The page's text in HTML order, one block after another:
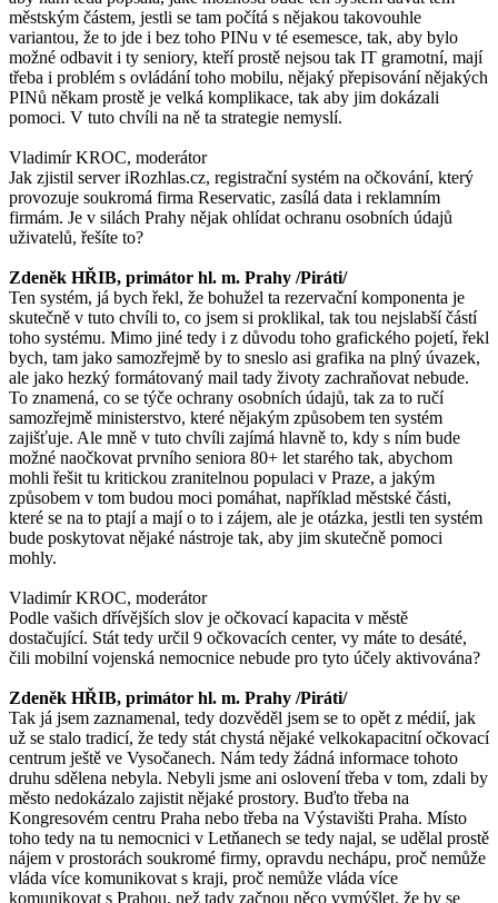
městským částem, jestli se tam počítá s nějakou takovouhle
variantou, že to jde i bez toho PINu v té esemesce, tak, aby bylo
možné odbavit i ty seniory, kteří prostě nejsou tak IT gramotní, mají
třeba i problém s ovládání toho mobilu, nějaký přepisování nějakých
PINů někam prostě je velká komplikace, tak aby jim dokázali
pomoci. V tuto chvíli na ně ta strategie nemyslí.
Vladimír KROC, moderátor
Jak zjistil server iRozhlas.cz, registrační systém na očkování, který
provozuje soukromá firma Reservatic, zasílá data i reklamním
firmám. Je v silách Prahy nějak ohlídat ochranu osobních údajů
uživatelů, řešíte to?
Zdeněk HŘIB, primátor hl. m. Prahy /Piráti/
Ten systém, já bych řekl, že bohužel ta rezervační komponenta je
skutečně v tuto chvíli to, co jsem si proklikal, tak tou nejslabší částí
toho systému. Mimo jiné tedy i z důvodu toho grafického pojetí, řekl
bych, tam jako samozřejmě by to sneslo asi grafika na plný úvazek,
ale jako hezký formátovaný mail tady životy zachraňovat nebude.
To znamená, co se týče ochrany osobních údajů, tak za to ručí
samozřejmě ministerstvo, které nějakým způsobem ten systém
zajišťuje. Ale mně v tuto chvíli zajímá hlavně to, kdy s ním bude
možné naočkovat prvního seniora 80+ let starého tak, abychom
mohli řešit tu kritickou zranitelnou populaci v Praze, a jakým
způsobem v tom budou moci pomáhat, například městské části,
které se na to ptají a mají o to i zájem, ale je otázka, jestli ten systém
bude poskytovat nějaké nástroje tak, aby jim skutečně pomoci
mohly.
Vladimír KROC, moderátor
Podle vašich dřívějších slov je očkovací kapacita v městě
dostačující. Stát tedy určil 9 očkovacích center, vy máte to desáté,
čili mobilní vojenská nemocnice nebude pro tyto účely aktivována?
Zdeněk HŘIB, primátor hl. m. Prahy /Piráti/
Tak já jsem zaznamenal, tedy dozvěděl jsem se to opět z médií, jak
už se stalo tradicí, že tedy stát chystá nějaké velkokapacitní očkovací
centrum ještě ve Vysočanech. Nám tedy žádná informace tohoto
druhu sdělena nebyla. Nebyli jsme ani oslovení třeba v tom, zdali by
město nedokázalo zajistit nějaké prostory. Buďto třeba na
Kongresovém centru Praha nebo třeba na Výstavišti Praha. Místo
toho tedy na tu nemocnici v Letňanech se tedy najal, se udělal prostě
nájem v prostorách soukromé firmy, opravdu nechápu, proč nemůže
vláda více komunikovat s kraji, proč nemůže vláda více
komunikovat s Prahou, než tady začnou něco vymýšlet, že by se